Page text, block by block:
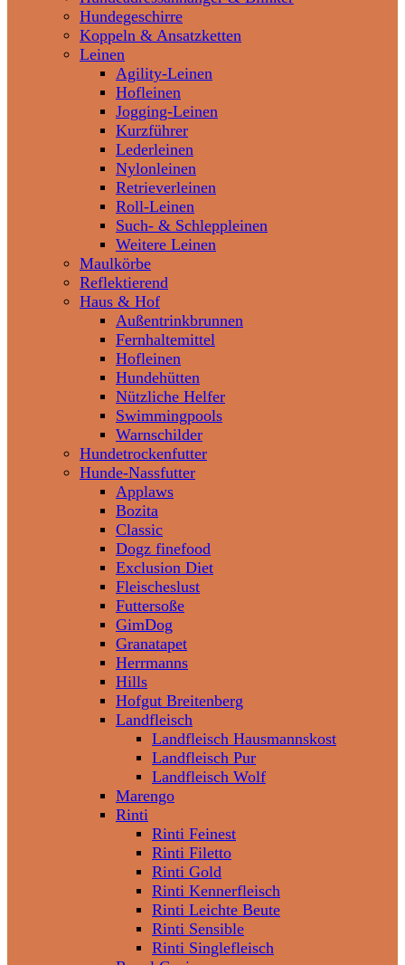
Hundegeschirre
Koppeln & Ansatzketten
Leinen
Agility-Leinen
Hofleinen
Jogging-Leinen
Kurzführer
Lederleinen
Nylonleinen
Retrieverleinen
Roll-Leinen
Such- & Schleppleinen
Weitere Leinen
Maulkörbe
Reflektierend
Haus & Hof
Außentrinkbrunnen
Fernhaltemittel
Hofleinen
Hundehütten
Nützliche Helfer
Swimmingpools
Warnschilder
Hundetrockenfutter
Hunde-Nassfutter
Applaws
Bozita
Classic
Dogz finefood
Exclusion Diet
Fleischeslust
Futtersoße
GimDog
Granatapet
Herrmanns
Hills
Hofgut Breitenberg
Landfleisch
Landfleisch Hausmannskost
Landfleisch Pur
Landfleisch Wolf
Marengo
Rinti
Rinti Feinest
Rinti Filetto
Rinti Gold
Rinti Kennerfleisch
Rinti Leichte Beute
Rinti Sensible
Rinti Singlefleisch